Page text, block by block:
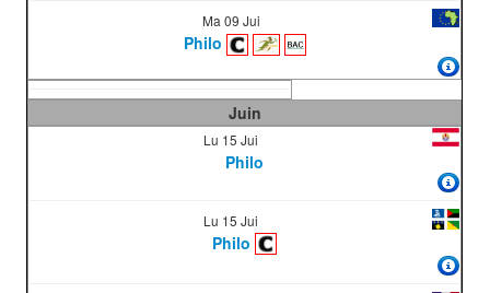
Ma 09 Jui
Philo
Juin
Lu 15 Jui
Philo
Lu 15 Jui
Philo